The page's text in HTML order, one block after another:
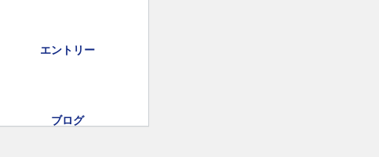
エントリー
ブログ